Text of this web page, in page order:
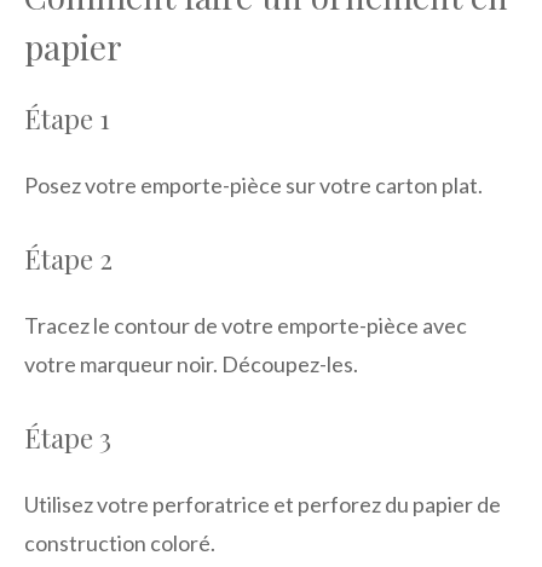
papier
Étape 1
Posez votre emporte-pièce sur votre carton plat.
Étape 2
Tracez le contour de votre emporte-pièce avec
votre marqueur noir. Découpez-les.
Étape 3
Utilisez votre perforatrice et perforez du papier de
construction coloré.